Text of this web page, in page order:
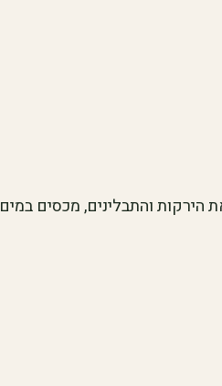
והתבלינים, מכסים במים